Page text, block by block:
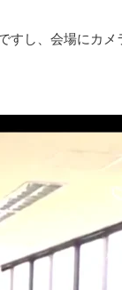
すし、会場にカ